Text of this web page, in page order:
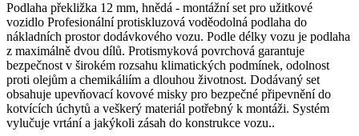
Podlaha překližka 12 mm, hnědá - montážní set pro užitkové
vozidlo Profesionální protiskluzová voděodolná podlaha do
nákladních prostor dodávkového vozu. Podle délky vozu je podlaha
z maximálně dvou dílů. Protismyková povrchová garantuje
bezpečnost v širokém rozsahu klimatických podmínek, odolnost
proti olejům a chemikáliím a dlouhou životnost. Dodávaný set
obsahuje upevňovací kovové misky pro bezpečné připevnění do
kotvících úchytů a veškerý materiál potřebný k montáži. Systém
vylučuje vrtání a jakýkoli zásah do konstrukce vozu..